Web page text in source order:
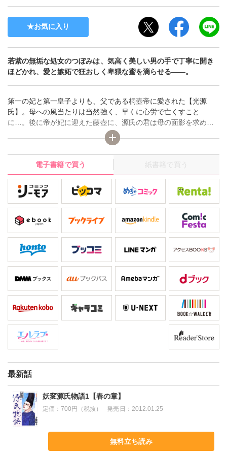
お気に入り
若紫の無垢な処女のつぼみは、気高く美しい男の手で丁寧に開き
ほどかれ、愛と嫉妬で狂おしく卑猥な蜜を滴らせる――。
第一の妃と第一皇子よりも、父である桐壺帝に愛された【光源
氏】。母への風当たりは当然強く、早くに心労で亡くすこと
に…。後に帝が妃に迎えた藤壺に、源氏の君は母の面影を求めつ
つ淡い恋心を抱くようになる。しかしそれは、永遠に遂げられる
ことのない想い。そんなとき藤壺に瓜二つの少女を見つけた光源
氏は、彼女を手元に置き、極上の女に育てあげ、藤壺のかわりに
愛そうと心に決めるのだった――。
電子書籍で買う 紙書籍で買う
最新話
妖変源氏物語1【春の章】
定価：700円（税抜） 発売日： 2012.01.25
無料立ち読み